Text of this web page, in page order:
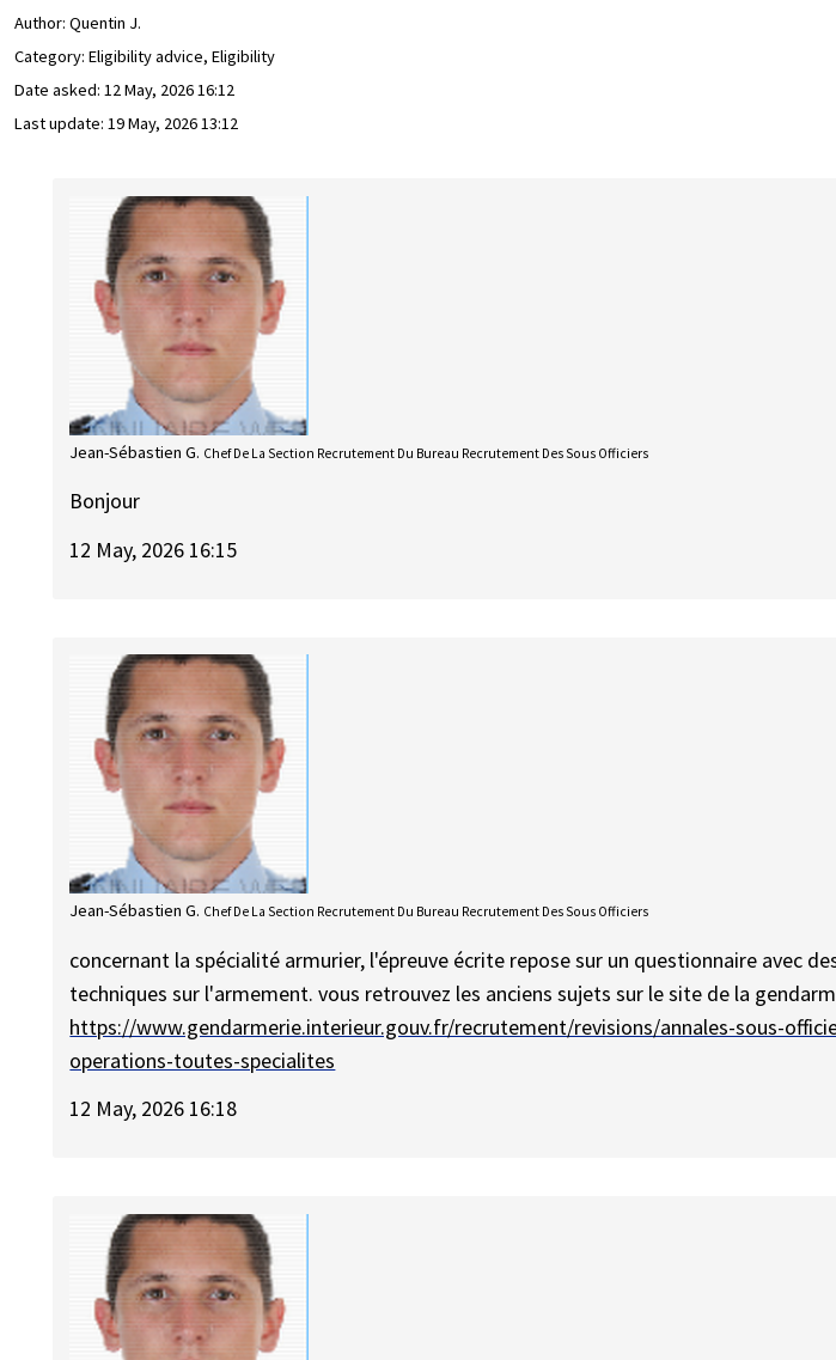
Author: Quentin J.
Category: Eligibility advice, Eligibility
Date asked: 12 May, 2026 16:12
Last update: 19 May, 2026 13:12
Jean-Sébastien G. Chef De La Section Recrutement Du Bureau Recrutement Des Sous Officiers
Bonjour
12 May, 2026 16:15
Jean-Sébastien G. Chef De La Section Recrutement Du Bureau Recrutement Des Sous Officiers
concernant la spécialité armurier, l'épreuve écrite repose sur un questionnaire avec
techniques sur l'armement. vous retrouvez les anciens sujets sur le site de la
https://www.gendarmerie.interieur.gouv.fr/recrutement/revisions/annales-sous-
operations-toutes-specialites
12 May, 2026 16:18